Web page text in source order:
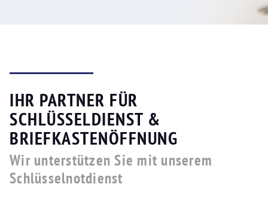
IHR PARTNER FÜR
SCHLÜSSELDIENST &
BRIEFKASTENÖFFNUNG
Wir unterstützen Sie mit unserem
Schlüsselnotdienst